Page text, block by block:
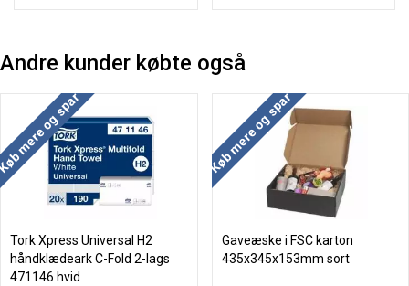
Andre kunder købte også
mere og spar
Tork Xpress Universal H2
håndklædeark C-Fold 2-lags
471146 hvid
Køb mere og spar
Gaveæske i FSC karton
435x345x153mm sort